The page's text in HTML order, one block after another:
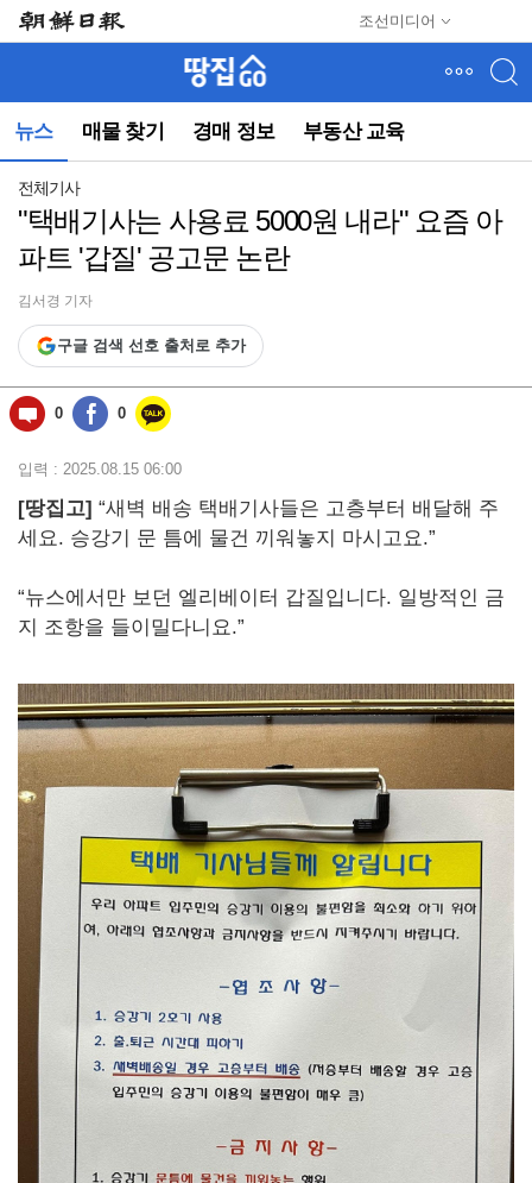
조선미디어
뉴스 매물 찾기 경매 정보 부동산 교육
뉴
(컨
동)
전체기사
"택배기사는 사용료 5000원 내라" 요즘 아
파트 '갑질' 공고문 논란
김서경 기자
구글 검색 선호 출처로 추가
0 0
입력 : 2025.08.15 06:00
[땅집고] “새벽 배송 택배기사들은 고층부터 배달해 주
세요. 승강기 문 틈에 물건 끼워놓지 마시고요.”
“뉴스에서만 보던 엘리베이터 갑질입니다. 일방적인 금
지 조항을 들이밀다니요.”